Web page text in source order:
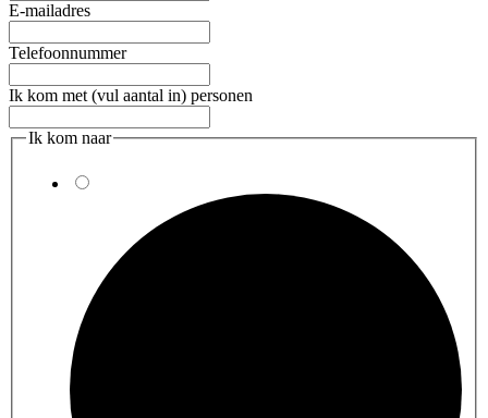
E-mailadres
Telefoonnummer
Ik kom met (vul aantal in) personen
Ik kom naar